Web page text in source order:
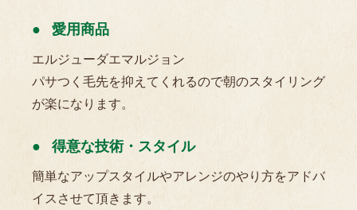
愛用商品
エルジューダエマルジョン
パサつく毛先を抑えてくれるので朝のスタイリング
が楽になります。
得意な技術・スタイル
簡単なアップスタイルやアレンジのやり方をアドバ
イスさせて頂きます。